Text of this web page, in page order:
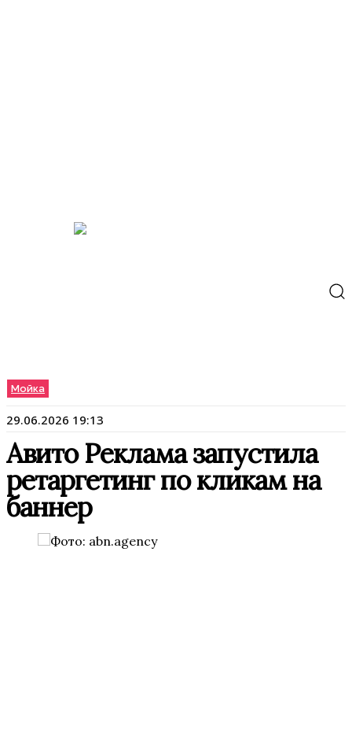
Мойка
29.06.2026 19:13
Авито Реклама запустила
ретаргетинг по кликам на
баннер